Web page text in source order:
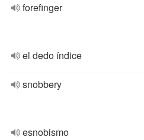
forefinger
el dedo índice
snobbery
esnobismo